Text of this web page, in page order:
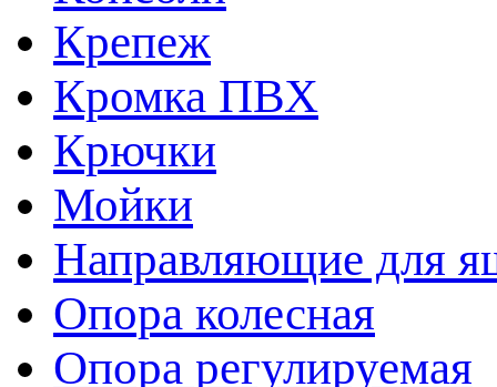
Крепеж
Кромка ПВХ
Крючки
Мойки
Направляющие для
Опора колесная
Опора регулируемая